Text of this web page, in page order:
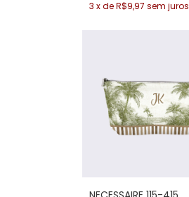
3 xdeR$9,97 sem juros